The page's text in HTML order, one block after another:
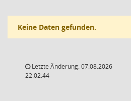
Keine Daten gefunden.
Letzte Änderung: 07.08.2026
22:02:44